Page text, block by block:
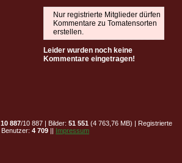
Nur registrierte Mitglieder dürfen
Kommentare zu Tomatensorten
erstellen.
Leider wurden noch keine
Kommentare eingetragen!
10 887/10 887 | Bilder: 51 551 (4 763,76 MB) | Registrierte
Benutzer: 4 709 || Impressum